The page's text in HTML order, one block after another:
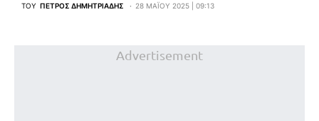
ΤΟΥ ΠΈΤΡΟΣ ΔΗΜΗΤΡΙΆΔΗΣ 28 ΜΑΪ́ΟΥ 2025 | 09:13
Advertisement